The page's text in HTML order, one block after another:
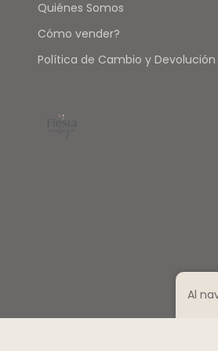
Al
Quiénes Somos
Cómo vender?
Política de Cambio y Devolución